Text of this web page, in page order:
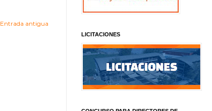
Entrada antigua
LICITACIONES